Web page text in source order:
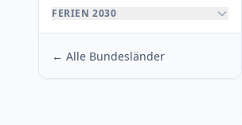
FERIEN 2030
← Alle Bundesländer